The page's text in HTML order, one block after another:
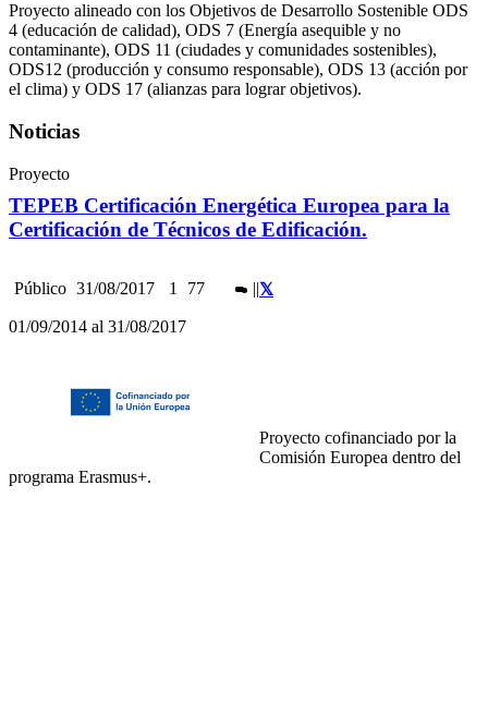
Proyecto alineado con los Objetivos de Desarrollo Sostenible ODS
4 (educación de calidad), ODS 7 (Energía asequible y no
contaminante), ODS 11 (ciudades y comunidades sostenibles),
ODS12 (producción y consumo responsable), ODS 13 (acción por
el clima) y ODS 17 (alianzas para lograr objetivos).
Noticias
Proyecto
TEPEB Certificación Energética Europea para la
Certificación de Técnicos de Edificación.
Público 31/08/2017 1 77 ||
01/09/2014 al 31/08/2017
Proyecto cofinanciado por la
Comisión Europea dentro del
programa Erasmus+.